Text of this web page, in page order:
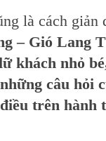
là cách giản
– Gió Lang
khách nhỏ
câu hỏi
trên hành